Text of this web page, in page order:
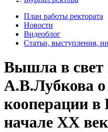
План работы ректората
Новости
Видеоблог
Статьи, выступления,
Вышла в свет
А.В.Лубкова о
кооперации в
начале XX